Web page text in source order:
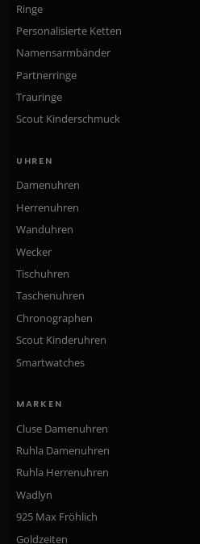
Ringe
Personalisierte Ketten
Namensarmbänder
Partnerringe
Trauringe
Scout Kinderschmuck
UHREN
Damenuhren
Herrenuhren
Wanduhren
Wecker
Tischuhren
Taschenuhren
Chronographen
Scout Kinderuhren
Smartwatches
MARKEN
Cluse Damenuhren
Ruhla Damenuhren
Ruhla Herrenuhren
Wadlyn
925 Max Fröhlich
Goldzeiten